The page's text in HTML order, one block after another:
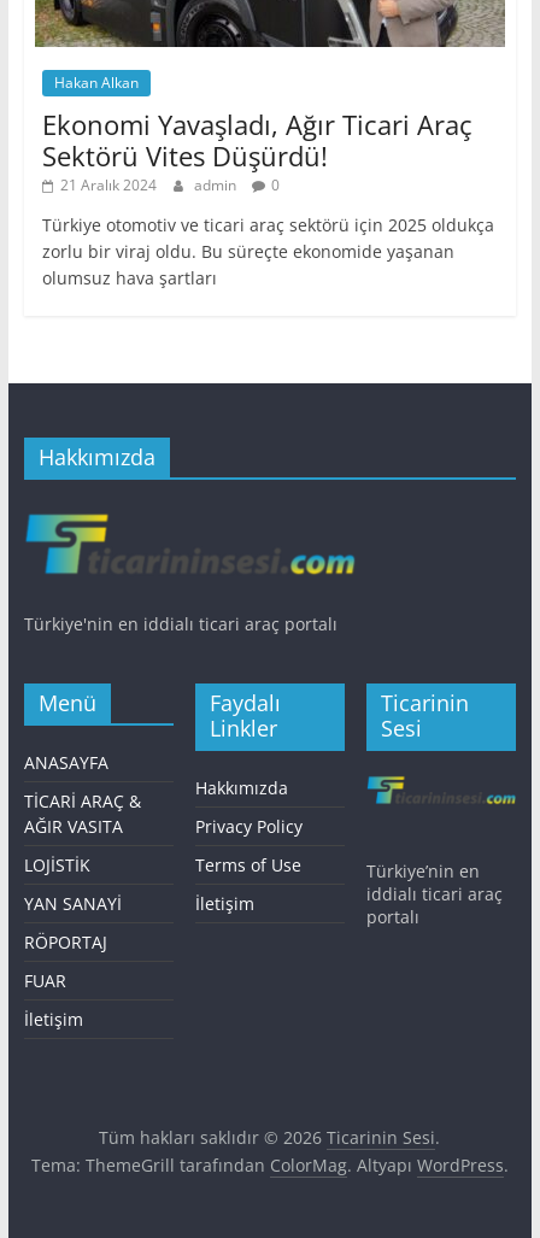
Hakan Alkan
Ekonomi Yavaşladı, Ağır Ticari Araç
Sektörü Vites Düşürdü!
21 Aralık 2024 admin 0
Türkiye otomotiv ve ticari araç sektörü için 2025 oldukça
zorlu bir viraj oldu. Bu süreçte ekonomide yaşanan
olumsuz hava şartları
Hakkımızda
Türkiye'nin en iddialı ticari araç portalı
Menü
ANASAYFA
TİCARİ ARAÇ &
AĞIR VASITA
LOJİSTİK
YAN SANAYİ
RÖPORTAJ
FUAR
İletişim
Faydalı
Linkler
Hakkımızda
Privacy Policy
Terms of Use
İletişim
Ticarinin
Sesi
Türkiye’nin en
iddialı ticari araç
portalı
Tüm hakları saklıdır © 2026Ticarinin Sesi.
Tema: ThemeGrill tarafından ColorMag. Altyapı WordPress.